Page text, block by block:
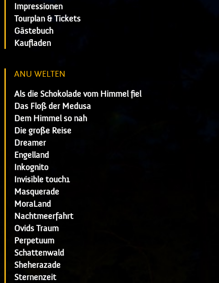
Impressionen
Tourplan & Tickets
Gästebuch
Kaufladen
ANU WELTEN
Als die Schokolade vom Himmel fiel
Das Floß der Medusa
Dem Himmel so nah
Die große Reise
Dreamer
Engelland
Inkognito
Invisible touch1
Masquerade
MoraLand
Nachtmeerfahrt
Ovids Traum
Perpetuum
Schattenwald
Sheherazade
Sternenzeit